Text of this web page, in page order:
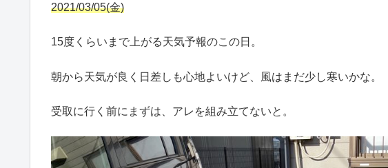
2021/03/05(金)
15度くらいまで上がる天気予報のこの日。
朝から天気が良く日差しも心地よいけど、風はまだ少し寒いかな。
受取に行く前にまずは、アレを組み立てないと。